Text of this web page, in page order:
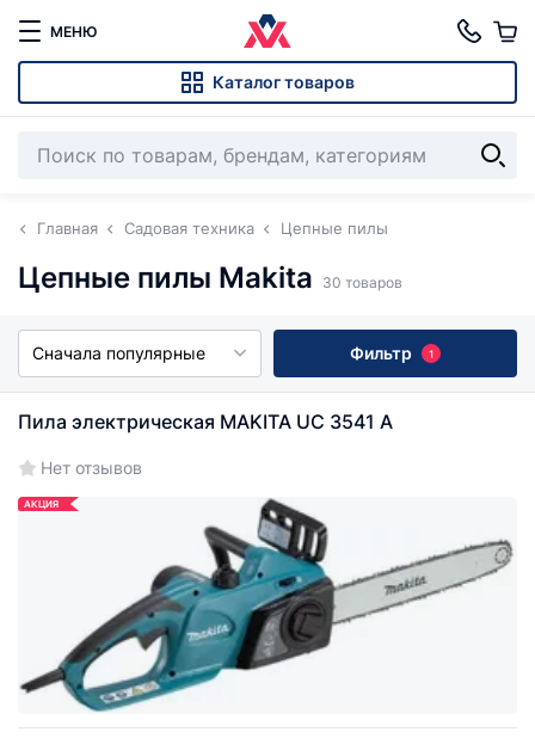
МЕНЮ
Каталог товаров
Главная Садовая техника Цепные пилы
Цепные пилы Makita 30 товаров
Сначала популярные Фильтр 1
Пила электрическая MAKITA UC 3541 A
Нет отзывов
АКЦИЯ